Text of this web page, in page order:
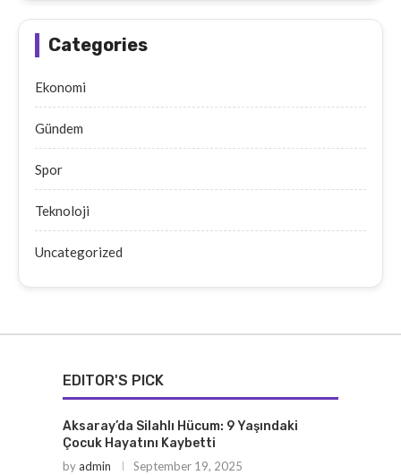
Categories
Ekonomi
Gündem
Spor
Teknoloji
Uncategorized
EDITOR'S PICK
Aksaray’da Silahlı Hücum: 9 Yaşındaki
Çocuk Hayatını Kaybetti
byadmin September 19, 2025